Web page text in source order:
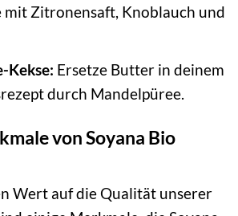
mit Zitronensaft, Knoblauch und
Kekse: Ersetze Butter in deinem
durch Mandelpüree.
von Soyana Bio
Wert auf die Qualität unserer